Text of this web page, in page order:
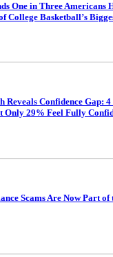
One in Three Americans
College Basketball’s
Reveals Confidence Gap:
Only 29% Feel Fully
Scams Are Now Part of